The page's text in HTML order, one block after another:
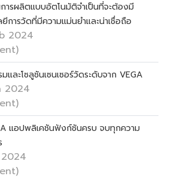
ารผลิตแบบอัตโนมัติจำเป็นที่จะต้องมี
ยีการวัดที่มีความแม่นยำและน่าเชื่อถือ
2024
และโซลูชันเซนเซอร์วัดระดับจาก VEGA
2024
แอปพลิเคชันฟังก์ชันครบ จบทุกความ